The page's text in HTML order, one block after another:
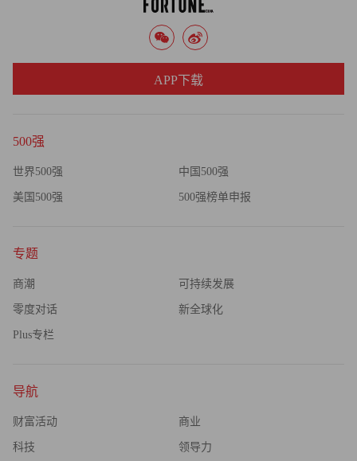
500强
世界500强 中国500强
美国500强 500强榜单申报
专题
商潮 可持续发展
零度对话 新全球化
Plus专栏
导航
财富活动 商业
科技 领导力
APP下载